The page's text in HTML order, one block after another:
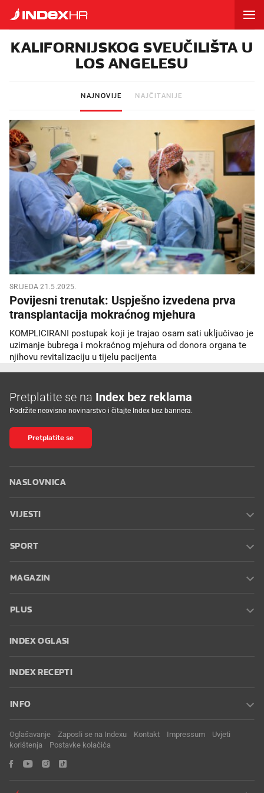
KALIFORNIJSKOG SVEUČILIŠTA U
LOS ANGELESU
NAJNOVIJE NAJČITANIJE
SRIJEDA 21.5.2025.
Povijesni trenutak: Uspješno izvedena prva
transplantacija mokraćnog mjehura
KOMPLICIRANI postupak koji je trajao osam sati uključivao je
uzimanje bubrega i mokraćnog mjehura od donora organa te
njihovu revitalizaciju u tijelu pacijenta
Pretplatite se na Index bez reklama
Podržite neovisno novinarstvo i čitajte Index bez bannera.
Pretplatite se
NASLOVNICA
VIJESTI
SPORT
MAGAZIN
PLUS
INDEX OGLASI
INDEX RECEPTI
INFO
Oglašavanje Zaposli se na Indexu Kontakt Impressum
Uvjeti
korištenja
Postavke kolačića